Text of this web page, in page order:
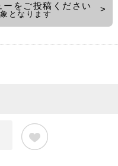
をご投稿ください
となります